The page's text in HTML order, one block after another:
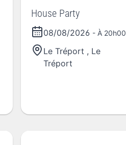
House Party
08/08/2026 - À 20h00
Le Tréport , Le
Tréport